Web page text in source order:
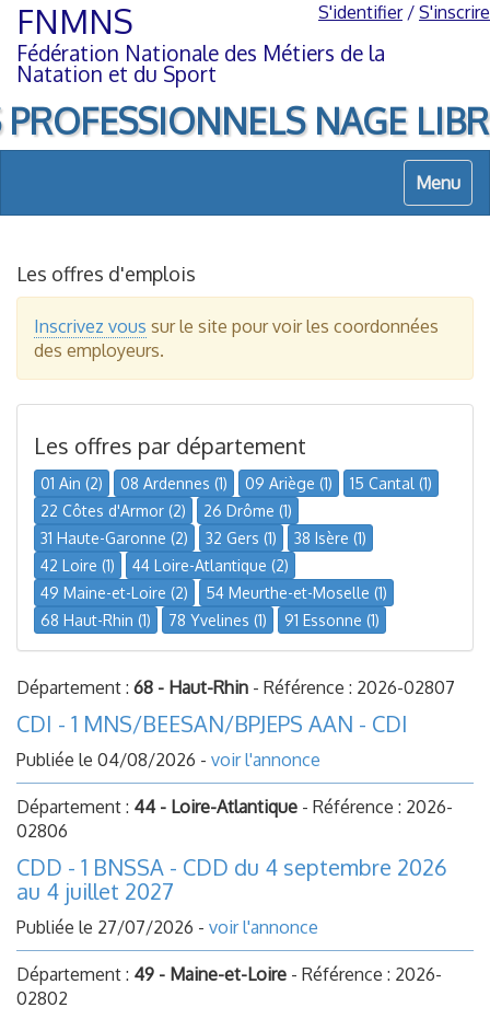
Aller
contenu
Aller
navigation
FNMNS
Fédération Nationale des Métiers de la
Natation et du Sport
S'identifier/ S'inscrire
NAGE
Menu
Les offres d'emplois
Inscrivez vous sur le site pour voir les coordonnées
des employeurs.
Les offres par département
01 Ain (2) 08 Ardennes (1) 09 Ariège (1)
15 Cantal (1)
22 Côtes d'Armor (2)
26 Drôme (1)
31 Haute-Garonne (2)
32 Gers (1)
38 Isère (1)
42 Loire (1)
44 Loire-Atlantique (2)
49 Maine-et-Loire (2)
54 Meurthe-et-Moselle (1)
68 Haut-Rhin (1)
78 Yvelines (1) 91 Essonne (1)
Département : 68 - Haut-Rhin - Référence : 2026-02807
CDI - 1 MNS/BEESAN/BPJEPS AAN - CDI
Publiée le 04/08/2026 - voir l'annonce
Département : 44 - Loire-Atlantique - Référence : 2026-
02806
CDD - 1 BNSSA - CDD du 4 septembre 2026
au 4 juillet 2027
Publiée le 27/07/2026 - voir l'annonce
Département : 49 - Maine-et-Loire - Référence : 2026-
02802